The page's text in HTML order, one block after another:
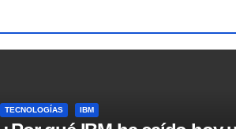
TECNOLOGÍAS IBM